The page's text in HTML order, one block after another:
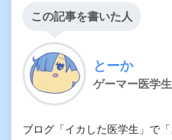
この記事を書いた人
とーか
ゲーマー医学生
ブログ「イカした医学生」で